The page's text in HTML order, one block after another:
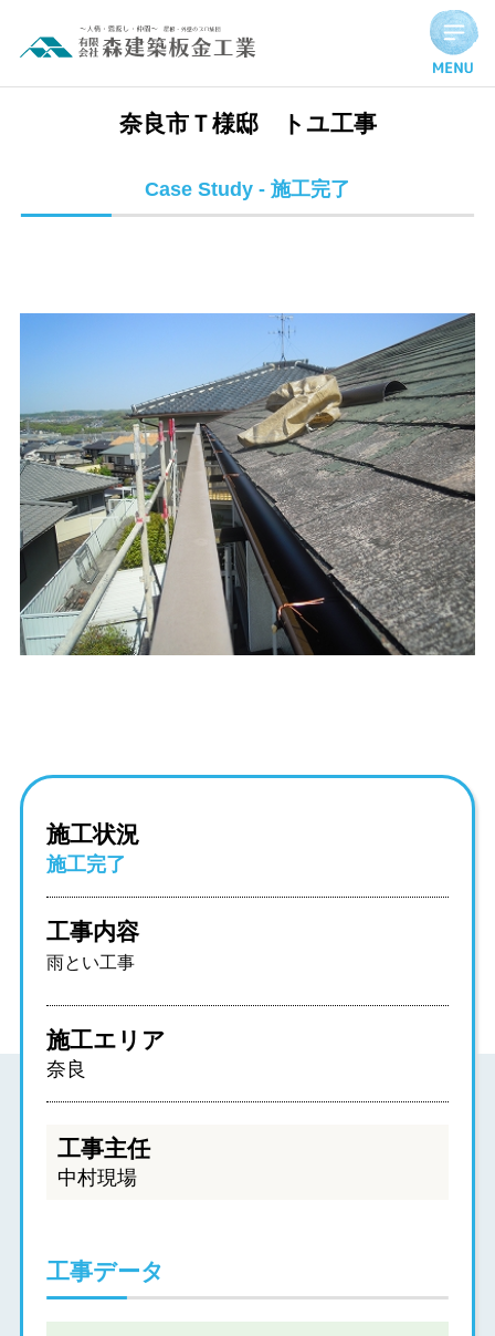
奈良市Ｔ様邸 トユ工事 | 施工完了実績
奈良市Ｔ様邸 トユ工事
Case Study - 施工完了
施工状況
施工完了
工事内容
雨とい工事
施工エリア
奈良
工事主任
中村現場
工事データ